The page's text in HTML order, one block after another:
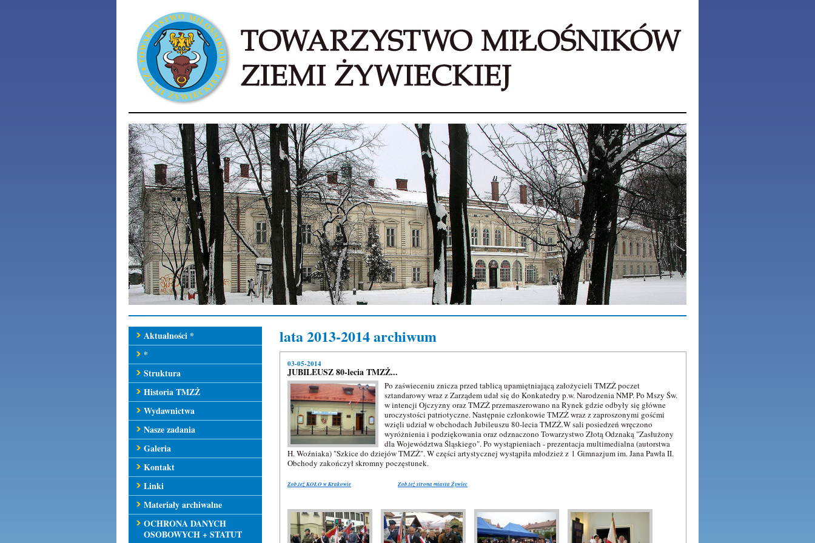
Aktualności *
*
Struktura
Historia TMZŻ
Wydawnictwa
Nasze zadania
Galeria
Kontakt
Linki
Materiały archiwalne
OCHRONA DANYCH
OSOBOWYCH + STATUT
lata 2013-2014 archiwum
03-05-2014
JUBILEUSZ 80-lecia TMZŻ...
Po zaświeceniu znicza przed tablicą upamiętniającą założycieli TMZŻ poczet
sztandarowy wraz z Zarządem udał się do Konkatedry p.w. Narodzenia NMP. Po Mszy Św.
w intencji Ojczyzny oraz TMZŻ przemaszerowano na Rynek gdzie odbyły się główne
uroczystości patriotyczne. Następnie członkowie TMZŻ wraz z zaproszonymi gośćmi
wzięli udział w obchodach Jubileuszu 80-lecia TMZŻ.W sali posiedzeń wręczono
wyróżnienia i podziękowania oraz odznaczono Towarzystwo Złotą Odznaką "Zasłużony
dla Województwa Śląskiego". Po wystąpieniach - prezentacja multimedialna (autorstwa
H. Woźniaka) "Szkice do dziejów TMZŻ". W części artystycznej wystąpiła młodzież z 1 Gimnazjum im. Jana Pawła II.
Obchody zakończył skromny poczęstunek.
Zob.też KOŁO w Krakowie Zob.też strona miasta Żywiec